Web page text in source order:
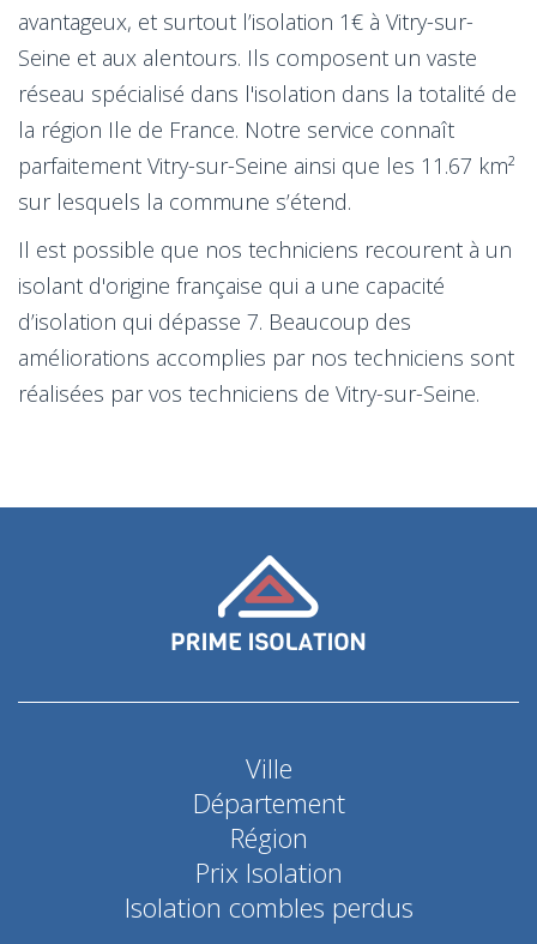
avantageux, et surtout l’isolation 1€ à Vitry-sur-
Seine et aux alentours. Ils composent un vaste
réseau spécialisé dans l'isolation dans la totalité de
la région Ile de France. Notre service connaît
parfaitement Vitry-sur-Seine ainsi que les 11.67 km²
sur lesquels la commune s’étend.
Il est possible que nos techniciens recourent à un
isolant d'origine française qui a une capacité
d’isolation qui dépasse 7. Beaucoup des
améliorations accomplies par nos techniciens sont
réalisées par vos techniciens de Vitry-sur-Seine.
Ville
Département
Région
Prix Isolation
Isolation combles perdus